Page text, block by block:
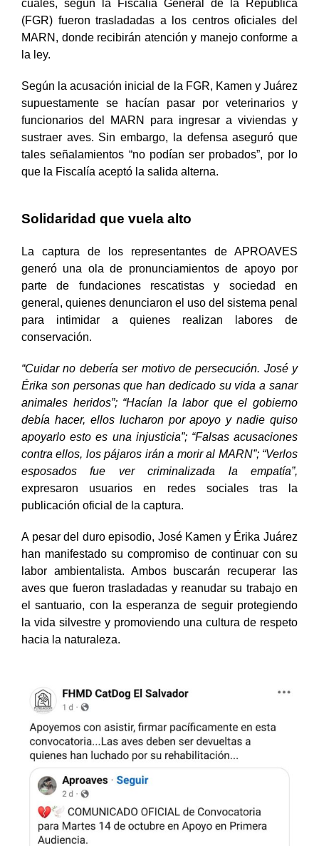
cuales, según la Fiscalía General de la República
(FGR) fueron trasladadas a los centros oficiales del
MARN, donde recibirán atención y manejo conforme a
la ley.
Según la acusación inicial de la FGR, Kamen y Juárez
supuestamente se hacían pasar por veterinarios y
funcionarios del MARN para ingresar a viviendas y
sustraer aves. Sin embargo, la defensa aseguró que
tales señalamientos “no podían ser probados”, por lo
que la Fiscalía aceptó la salida alterna.
Solidaridad que vuela alto
La captura de los representantes de APROAVES
generó una ola de pronunciamientos de apoyo por
parte de fundaciones rescatistas y sociedad en
general, quienes denunciaron el uso del sistema penal
para intimidar a quienes realizan labores de
conservación.
“Cuidar no debería ser motivo de persecución. José y
Érika son personas que han dedicado su vida a sanar
animales heridos”; “Hacían la labor que el gobierno
debía hacer, ellos lucharon por apoyo y nadie quiso
apoyarlo esto es una injusticia”; “Falsas acusaciones
contra ellos, los pájaros irán a morir al MARN”; “Verlos
esposados fue ver criminalizada la empatía”,
expresaron usuarios en redes sociales tras la
publicación oficial de la captura.
A pesar del duro episodio, José Kamen y Érika Juárez
han manifestado su compromiso de continuar con su
labor ambientalista. Ambos buscarán recuperar las
aves que fueron trasladadas y reanudar su trabajo en
el santuario, con la esperanza de seguir protegiendo
la vida silvestre y promoviendo una cultura de respeto
hacia la naturaleza.